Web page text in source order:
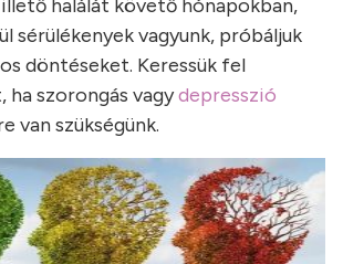
illető halálát követő hónapokban,
sérülékenyek vagyunk, próbáljuk
döntéseket. Keressük fel
ha szorongás vagydepresszió
van szükségünk.